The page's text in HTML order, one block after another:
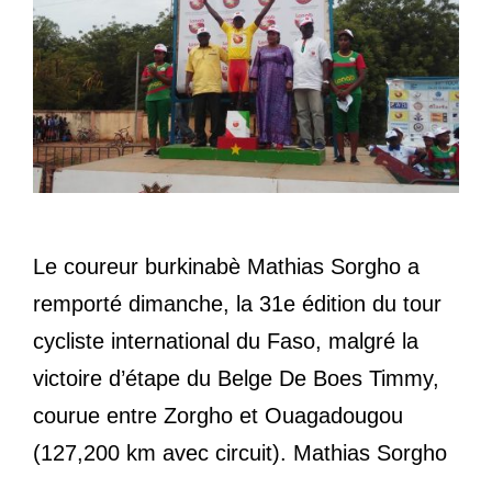
Le coureur burkinabè Mathias Sorgho a
remporté dimanche, la 31e édition du tour
cycliste international du Faso, malgré la
victoire d’étape du Belge De Boes Timmy,
courue entre Zorgho et Ouagadougou
(127,200 km avec circuit). Mathias Sorgho